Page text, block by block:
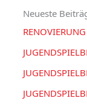
Neueste